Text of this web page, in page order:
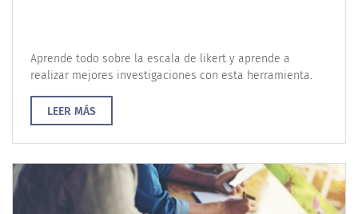
Aprende todo sobre la escala de likert y aprende a
realizar mejores investigaciones con esta herramienta.
LEER MÁS